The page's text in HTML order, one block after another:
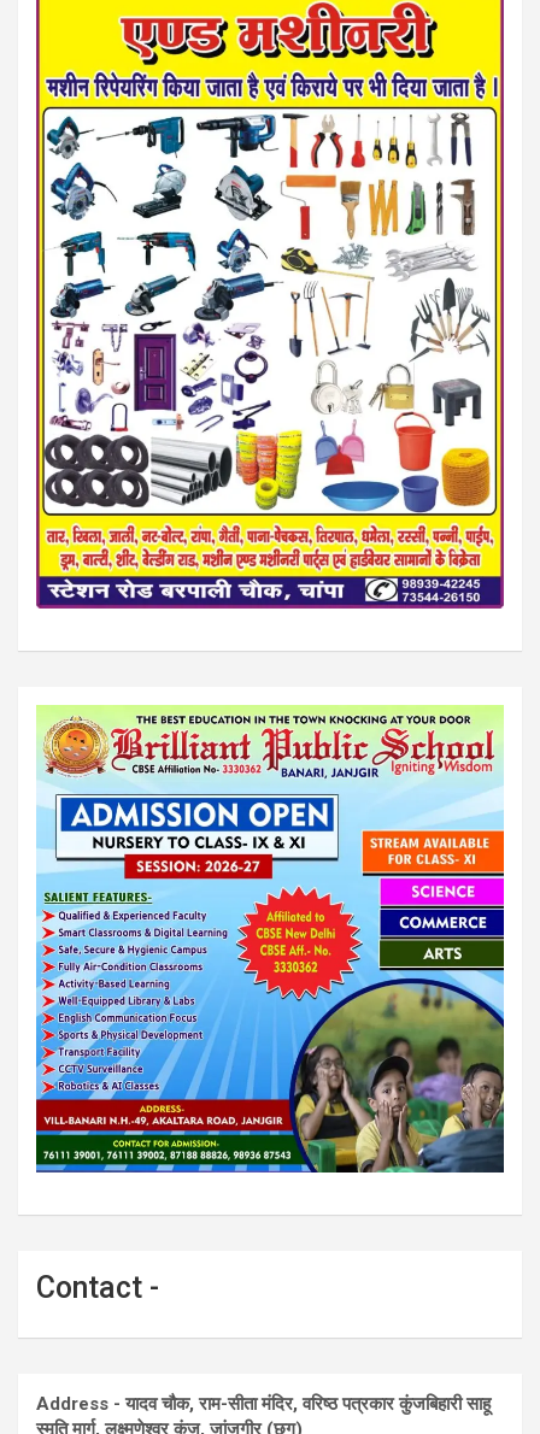
Contact -
Address - यादव चौक, राम-सीता मंदिर, वरिष्ठ पत्रकार कुंजबिहारी साहू
स्मृति मार्ग, लक्ष्मणेश्वर कुंज, जांजगीर (छग)